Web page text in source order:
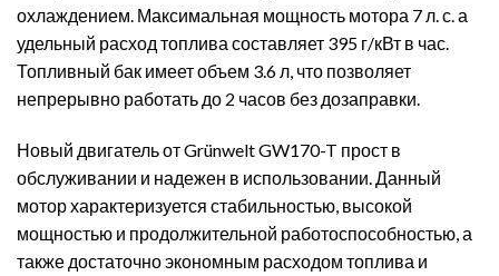
охлаждением. Максимальная мощность мотора 7 л. с. а
удельный расход топлива составляет 395 г/кВт в час.
Топливный бак имеет объем 3.6 л, что позволяет
непрерывно работать до 2 часов без дозаправки.
Новый двигатель от Grünwelt GW170-T прост в
обслуживании и надежен в использовании. Данный
мотор характеризуется стабильностью, высокой
мощностью и продолжительной работоспособностью, а
также достаточно экономным расходом топлива и